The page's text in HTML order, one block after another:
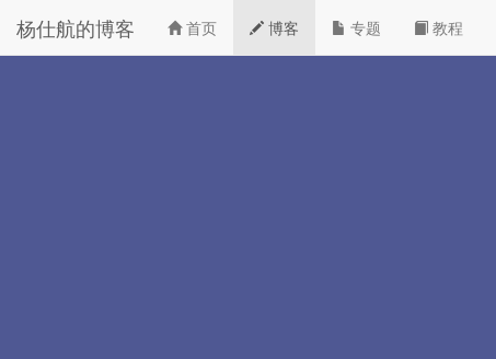
杨仕航的博客 首页 博客 专题 教程